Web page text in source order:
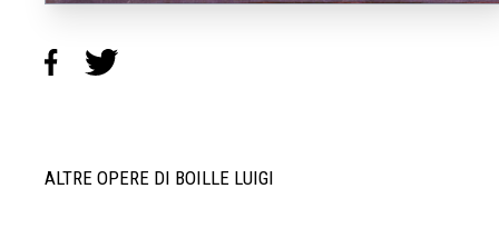
ALTRE OPERE DI BOILLE LUIGI